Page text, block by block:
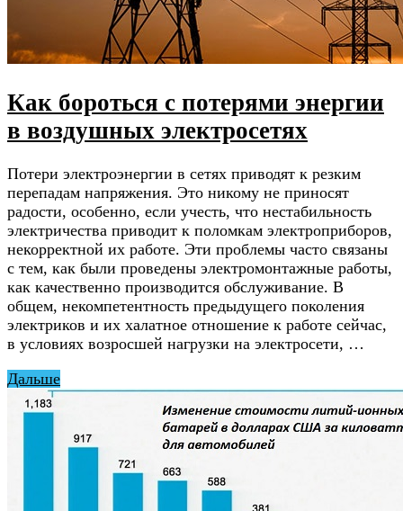
Как бороться с потерями энергии
в воздушных электросетях
Потери электроэнергии в сетях приводят к резким
перепадам напряжения. Это никому не приносят
радости, особенно, если учесть, что нестабильность
электричества приводит к поломкам электроприборов,
некорректной их работе. Эти проблемы часто связаны
с тем, как были проведены электромонтажные работы,
как качественно производится обслуживание. В
общем, некомпетентность предыдущего поколения
электриков и их халатное отношение к работе сейчас,
в условиях возросшей нагрузки на электросети, …
Дальше